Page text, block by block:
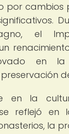
por cambios
el
en
en la
reflejó en
la